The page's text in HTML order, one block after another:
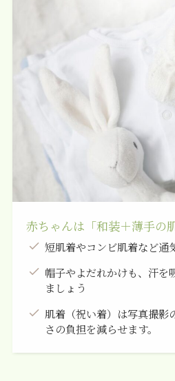
赤ちゃんは「和装＋薄手の
短肌着やコンビ肌着など通
帽子やよだれかけも、汗を
ましょう
肌着（祝い着）は写真撮影
さの負担を減らせます。